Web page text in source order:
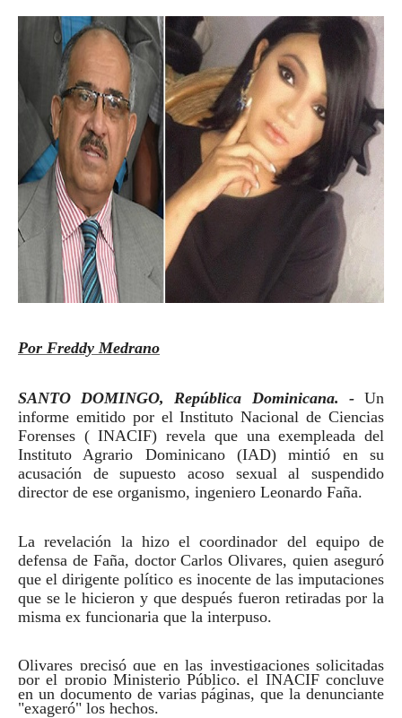
Por Freddy Medrano
SANTO DOMINGO, República Dominicana. - Un
informe emitido por el Instituto Nacional de Ciencias
Forenses ( INACIF) revela que una exempleada del
Instituto Agrario Dominicano (IAD) mintió en su
acusación de supuesto acoso sexual al suspendido
director de ese organismo, ingeniero Leonardo Faña.
La revelación la hizo el coordinador del equipo de
defensa de Faña, doctor Carlos Olivares, quien aseguró
que el dirigente político es inocente de las imputaciones
que se le hicieron y que después fueron retiradas por la
misma ex funcionaria que la interpuso.
Olivares precisó que en las investigaciones solicitadas
por el propio Ministerio Público, el INACIF concluye
en un documento de varias páginas, que la denunciante
"exageró" los hechos.